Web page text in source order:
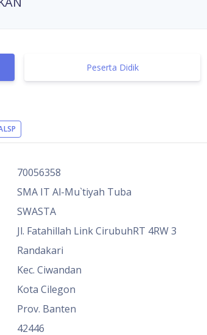
Peserta Didik
70056358
SMA IT Al-Mu`tiyah Tuba
SWASTA
Jl. Fatahillah Link CirubuhRT 4RW 3
Randakari
Kec. Ciwandan
Kota Cilegon
Prov. Banten
42446